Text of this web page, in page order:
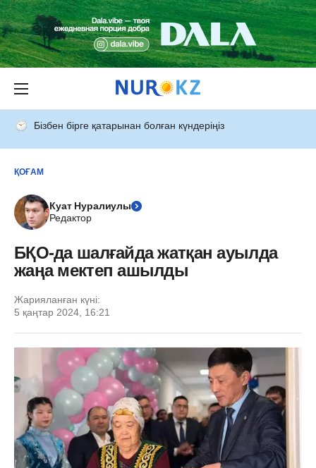
Бізбен бірге қатарынан болған күндеріңіз
ҚОҒАМ
Куат Нуралиулы
Редактор
БҚО-да шалғайда жатқан ауылда
жаңа мектеп ашылды
Жарияланған күні:
5 қаңтар 2024, 16:21